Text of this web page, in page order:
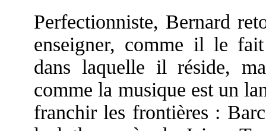
Perfectionniste, Bernard
enseigner, comme il le
dans laquelle il réside,
comme la musique est un
franchir les frontières :